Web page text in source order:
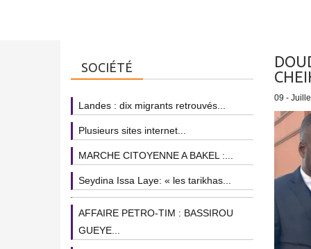
09 -
SOCIÉTÉ
Landes : dix migrants retrouvés...
Plusieurs sites internet...
MARCHE CITOYENNE A BAKEL :...
Seydina Issa Laye: « les tarikhas...
AFFAIRE PETRO-TIM : BASSIROU
GUEYE...